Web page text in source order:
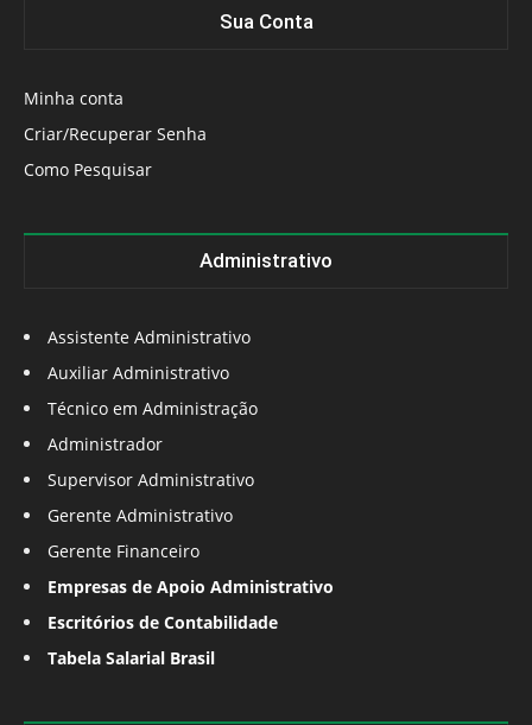
Sua Conta
Minha conta
Criar/Recuperar Senha
Como Pesquisar
Administrativo
Assistente Administrativo
Auxiliar Administrativo
Técnico em Administração
Administrador
Supervisor Administrativo
Gerente Administrativo
Gerente Financeiro
Empresas de Apoio Administrativo
Escritórios de Contabilidade
Tabela Salarial Brasil